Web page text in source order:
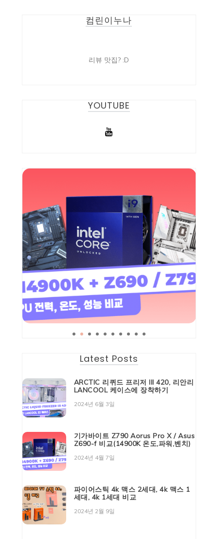
컴린이누나
리뷰 맛집? :D
YOUTUBE
Latest Posts
ARCTIC 리퀴드 프리저 III 420, 리안리
LANCOOL 케이스에 장착하기
2024년 6월 3일
기가바이트 Z790 Aorus Pro X / Asus
Z690-f 비교(14900K 온도,파워,벤치)
2024년 4월 7일
파이어스틱 4k 맥스 2세대, 4k 맥스 1
세대, 4k 1세대 비교
2024년 2월 9일